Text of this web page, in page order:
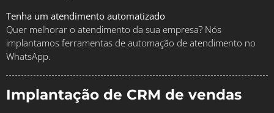
Tenha um atendimento automatizado
Quer melhorar o atendimento da sua empresa? Nós
implantamos ferramentas de automação de atendimento no
WhatsApp.
Implantação de CRM de vendas